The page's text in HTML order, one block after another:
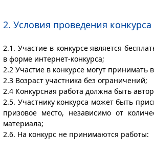
2. Условия проведения конкурса
2.1. Участие в конкурсе является
в форме интернет-конкурса;
2.2 Участие в конкурсе могут
2.3 Возраст участника без ограничений;
2.4 Конкурсная работа должна быть
2.5. Участнику конкурса может быть
призовое место, независимо от
материала;
2.6. На конкурс не принимаются работы: